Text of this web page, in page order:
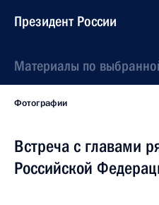
Президент России
Материалы по
Фотографии
Встреча с главами
Российской